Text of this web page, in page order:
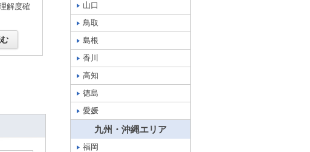
解度確
山口
鳥取
島根
香川
高知
徳島
愛媛
九州・沖縄エリア
福岡